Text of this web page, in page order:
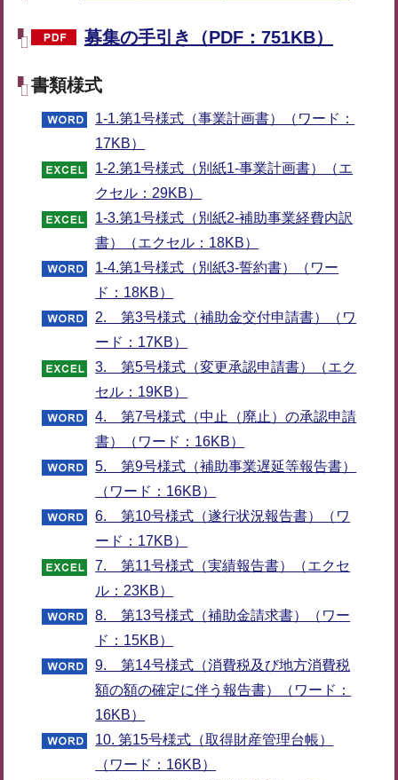
募集の手引き（PDF：751KB）
書類様式
1-1.第1号様式（事業計画書）（ワード：
17KB）
1-2.第1号様式（別紙1-事業計画書）（エ
クセル：29KB）
1-3.第1号様式（別紙2-補助事業経費内訳
書）（エクセル：18KB）
1-4.第1号様式（別紙3-誓約書）（ワー
ド：18KB）
2. 第3号様式（補助金交付申請書）（ワ
ード：17KB）
3. 第5号様式（変更承認申請書）（エク
セル：19KB）
4. 第7号様式（中止（廃止）の承認申請
書）（ワード：16KB）
5. 第9号様式（補助事業遅延等報告書）
（ワード：16KB）
6. 第10号様式（遂行状況報告書）（ワ
ード：17KB）
7. 第11号様式（実績報告書）（エクセ
ル：23KB）
8. 第13号様式（補助金請求書）（ワー
ド：15KB）
9. 第14号様式（消費税及び地方消費税
額の額の確定に伴う報告書）（ワード：
16KB）
10. 第15号様式（取得財産管理台帳）
（ワード：16KB）